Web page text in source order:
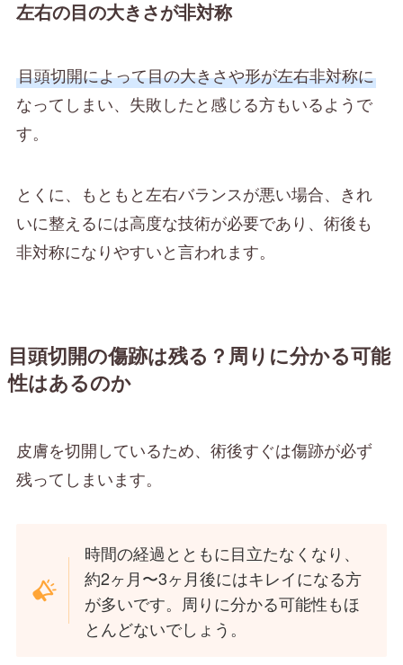
左右の目の大きさが非対称
目頭切開によって目の大きさや形が左右非対称に
なってしまい、失敗したと感じる方もいるようで
す。
とくに、もともと左右バランスが悪い場合、きれ
いに整えるには高度な技術が必要であり、術後も
非対称になりやすいと言われます。
目頭切開の傷跡は残る？周りに分かる可能
性はあるのか
皮膚を切開しているため、術後すぐは傷跡が必ず
残ってしまいます。
時間の経過とともに目立たなくなり、
約2ヶ月〜3ヶ月後にはキレイになる方
が多いです。周りに分かる可能性もほ
とんどないでしょう。